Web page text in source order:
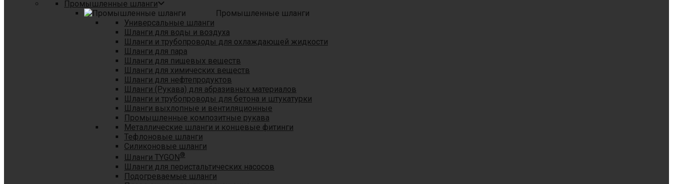
Промышленные шланги
Промышленные шланги
Универсальные шланги
Шланги для воды и воздуха
Шланги и трубопроводы для охлаждающей жидкости
Шланги для пара
Шланги для пищевых веществ
Шланги для химических веществ
Шланги для нефтепродуктов
Шланги (Рукава) для абразивных материалов
Шланги и трубопроводы для бетона и штукатурки
Шланги выхлопные и вентиляционные
Промышленные композитные рукава
Металлические шланги и концевые фитинги
Тефлоновые шланги
Силиконовые шланги
Шланги TYGON®
Шланги для перистальтических насосов
Подогреваемые шланги